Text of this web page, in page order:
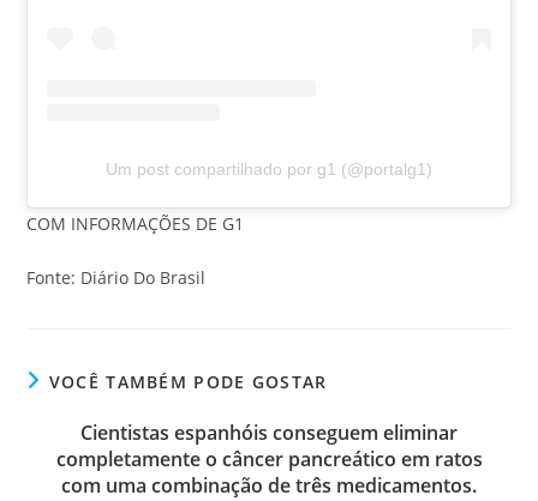
Um post compartilhado por g1 (@portalg1)
COM INFORMAÇÕES DE G1
Fonte: Diário Do Brasil
VOCÊ TAMBÉM PODE GOSTAR
Cientistas espanhóis conseguem eliminar
completamente o câncer pancreático em ratos
com uma combinação de três medicamentos.